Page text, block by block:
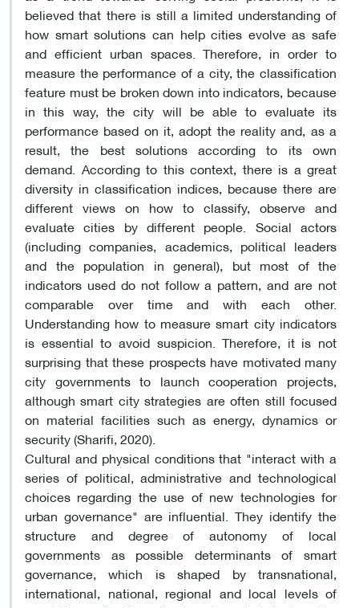
believed that there is still a limited understanding of
how smart solutions can help cities evolve as safe
and efficient urban spaces. Therefore, in order to
measure the performance of a city, the classification
feature must be broken down into indicators, because
in this way, the city will be able to evaluate its
performance based on it, adopt the reality and, as a
result, the best solutions according to its own
demand. According to this context, there is a great
diversity in classification indices, because there are
different views on how to classify, observe and
evaluate cities by different people. Social actors
(including companies, academics, political leaders
and the population in general), but most of the
indicators used do not follow a pattern, and are not
comparable over time and with each other.
Understanding how to measure smart city indicators
is essential to avoid suspicion. Therefore, it is not
surprising that these prospects have motivated many
city governments to launch cooperation projects,
although smart city strategies are often still focused
on material facilities such as energy, dynamics or
security (Sharifi, 2020).
Cultural and physical conditions that "interact with a
series of political, administrative and technological
choices regarding the use of new technologies for
urban governance" are influential. They identify the
structure and degree of autonomy of local
governments as possible determinants of smart
governance, which is shaped by transnational,
international, national, regional and local levels of